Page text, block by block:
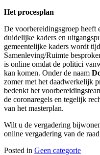
Het procesplan
De voorbereidingsgroep heeft
duidelijke kaders en
gemeentelijke kaders wordt
Samenleving/Ruimte
is online omdat de politici
kan komen. Onder de naam
zomer met het daadwerkelijk
bedenkt het
de coronaregels en tegelijk
van het masterplan.
Wilt u de vergadering
online vergadering van de
Posted in Geen categorie